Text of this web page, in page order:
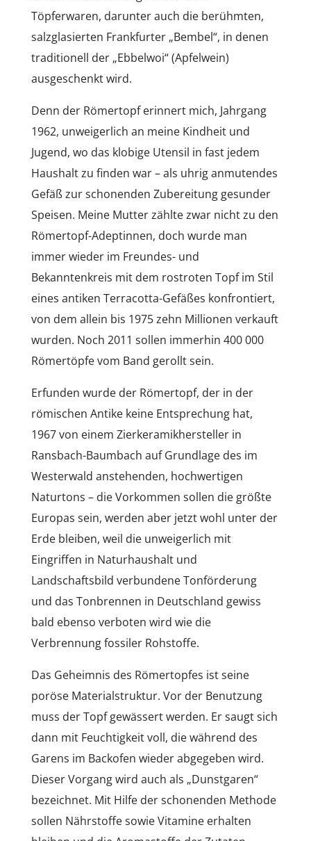
Töpferwaren, darunter auch die berühmten,
salzglasierten Frankfurter „Bembel“, in denen
traditionell der „Ebbelwoi“ (Apfelwein)
ausgeschenkt wird.
Denn der Römertopf erinnert mich, Jahrgang
1962, unweigerlich an meine Kindheit und
Jugend, wo das klobige Utensil in fast jedem
Haushalt zu finden war – als uhrig anmutendes
Gefäß zur schonenden Zubereitung gesunder
Speisen. Meine Mutter zählte zwar nicht zu den
Römertopf-Adeptinnen, doch wurde man
immer wieder im Freundes- und
Bekanntenkreis mit dem rostroten Topf im Stil
eines antiken Terracotta-Gefäßes konfrontiert,
von dem allein bis 1975 zehn Millionen verkauft
wurden. Noch 2011 sollen immerhin 400 000
Römertöpfe vom Band gerollt sein.
Erfunden wurde der Römertopf, der in der
römischen Antike keine Entsprechung hat,
1967 von einem Zierkeramikhersteller in
Ransbach-Baumbach auf Grundlage des im
Westerwald anstehenden, hochwertigen
Naturtons – die Vorkommen sollen die größte
Europas sein, werden aber jetzt wohl unter der
Erde bleiben, weil die unweigerlich mit
Eingriffen in Naturhaushalt und
Landschaftsbild verbundene Tonförderung
und das Tonbrennen in Deutschland gewiss
bald ebenso verboten wird wie die
Verbrennung fossiler Rohstoffe.
Das Geheimnis des Römertopfes ist seine
poröse Materialstruktur. Vor der Benutzung
muss der Topf gewässert werden. Er saugt sich
dann mit Feuchtigkeit voll, die während des
Garens im Backofen wieder abgegeben wird.
Dieser Vorgang wird auch als „Dunstgaren“
bezeichnet. Mit Hilfe der schonenden Methode
sollen Nährstoffe sowie Vitamine erhalten